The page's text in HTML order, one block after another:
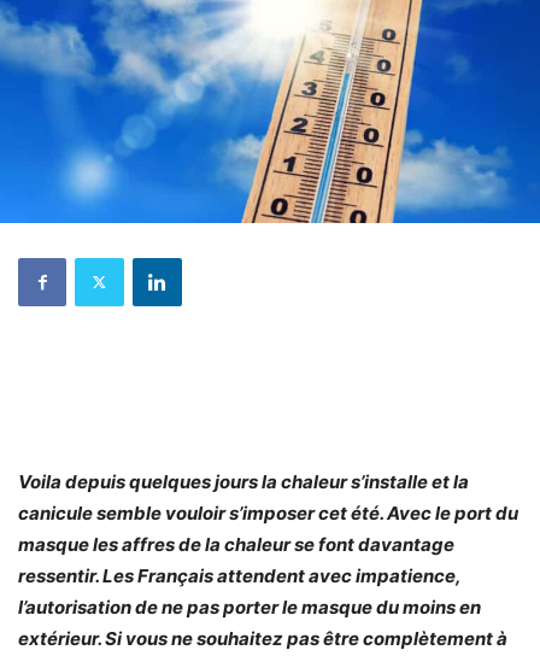
Voila depuis quelques jours la chaleur s’installe et la
canicule semble vouloir s’imposer cet été. Avec le port du
masque les affres de la chaleur se font davantage
ressentir. Les Français attendent avec impatience,
l’autorisation de ne pas porter le masque du moins en
extérieur. Si vous ne souhaitez pas être complètement à